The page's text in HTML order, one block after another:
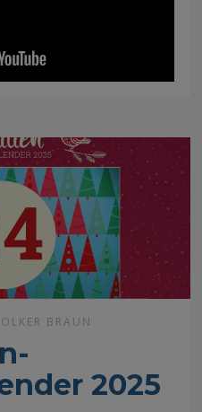
BRAUN
2025